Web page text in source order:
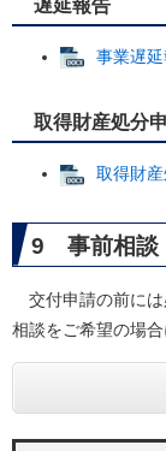
遅延報告
事業遅
取得財産処分
取得財
9 事前相談
交付申請の前には
相談をご希望の場